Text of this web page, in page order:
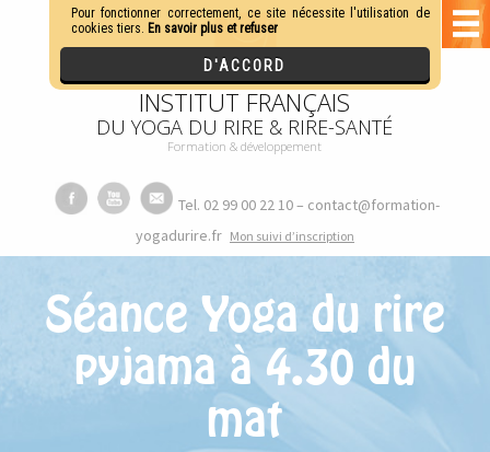
INSTITUT FRANÇAIS
DU YOGA DU RIRE & RIRE-SANTÉ
Formation & développement
Tel. 02 99 00 22 10 – contact@formation-
yogadurire.fr Mon suivi d’inscription
Séance Yoga du rire
pyjama à 4.30 du
mat